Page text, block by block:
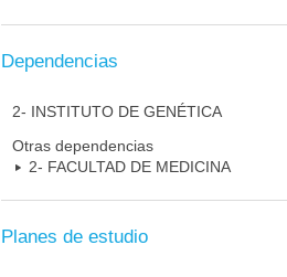
Dependencias
2- INSTITUTO DE GENÉTICA
Otras dependencias
2- FACULTAD DE MEDICINA
Planes de estudio